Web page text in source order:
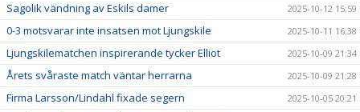
Sagolik vändning av Eskils damer 2025-10-12 15:59
0-3 motsvarar inte insatsen mot Ljungskile 2025-10-11 16:38
Ljungskilematchen inspirerande tycker Elliot 2025-10-09 21:34
Årets svåraste match väntar herrarna 2025-10-09 21:28
Firma Larsson/Lindahl fixade segern 2025-10-05 20:21